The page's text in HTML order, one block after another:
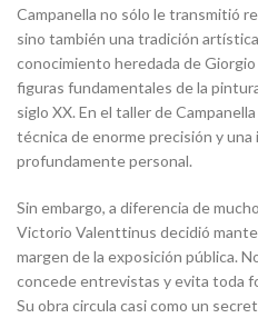
Campanella no sólo le transmitió
sino también una tradición
conocimiento heredada de Giorgio
figuras fundamentales de la
siglo XX. En el taller de
técnica de enorme precisión y
profundamente personal.
Sin embargo, a diferencia de
Victorio Valenttinus decidió
margen de la exposición pública.
concede entrevistas y evita toda
Su obra circula casi como un